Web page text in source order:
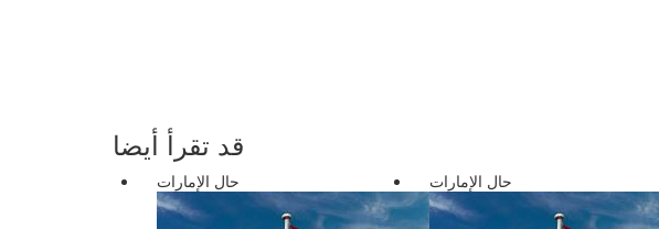
قد تقرأ أيضا
حال الإمارات حال الإمارات